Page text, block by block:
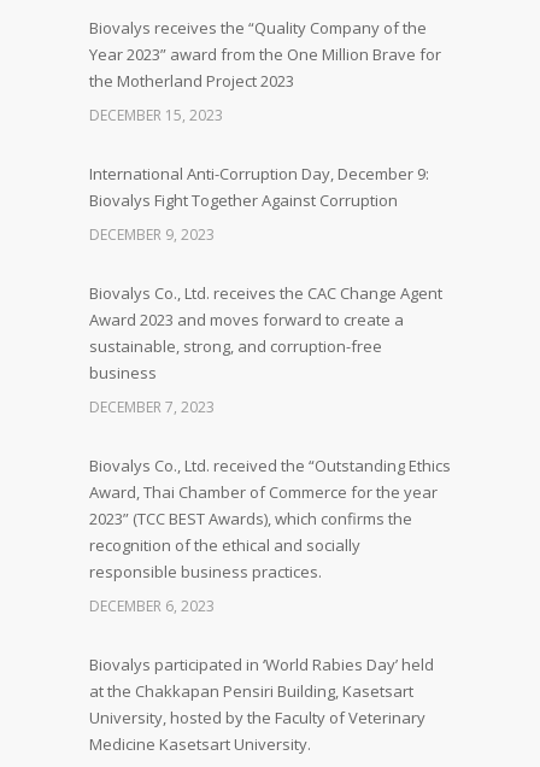
Biovalys receives the “Quality Company of the
Year 2023” award from the One Million Brave for
the Motherland Project 2023
DECEMBER 15, 2023
International Anti-Corruption Day, December 9:
Biovalys Fight Together Against Corruption
DECEMBER 9, 2023
Biovalys Co., Ltd. receives the CAC Change Agent
Award 2023 and moves forward to create a
sustainable, strong, and corruption-free
business
DECEMBER 7, 2023
Biovalys Co., Ltd. received the “Outstanding Ethics
Award, Thai Chamber of Commerce for the year
2023” (TCC BEST Awards), which confirms the
recognition of the ethical and socially
responsible business practices.
DECEMBER 6, 2023
Biovalys participated in ‘World Rabies Day’ held
at the Chakkapan Pensiri Building, Kasetsart
University, hosted by the Faculty of Veterinary
Medicine Kasetsart University.